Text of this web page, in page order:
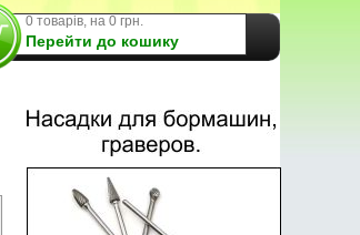
0 товарів, на 0 грн.
Перейти до кошику